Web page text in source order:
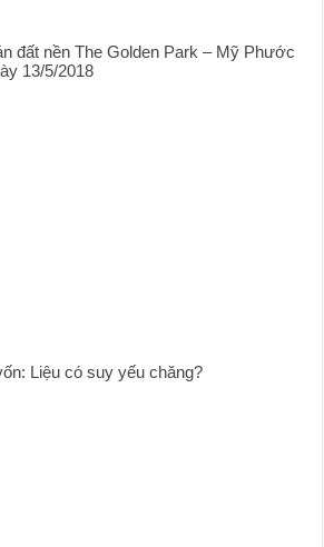
đất nền The Golden Park – Mỹ Phước
13/5/2018
Liệu có suy yếu chăng?